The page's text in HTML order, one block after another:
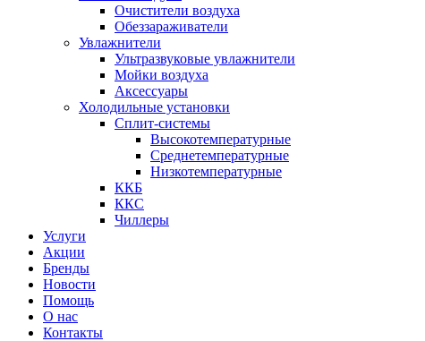
Очистители воздуха
Обеззараживатели
Увлажнители
Ультразвуковые увлажнители
Мойки воздуха
Аксессуары
Холодильные установки
Сплит-системы
Высокотемпературные
Среднетемпературные
Низкотемпературные
ККБ
ККС
Чиллеры
Услуги
Акции
Бренды
Новости
Помощь
О нас
Контакты